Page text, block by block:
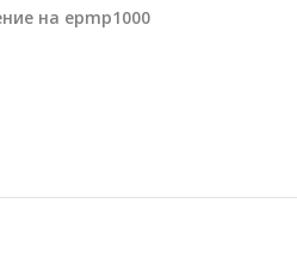
на epmp1000